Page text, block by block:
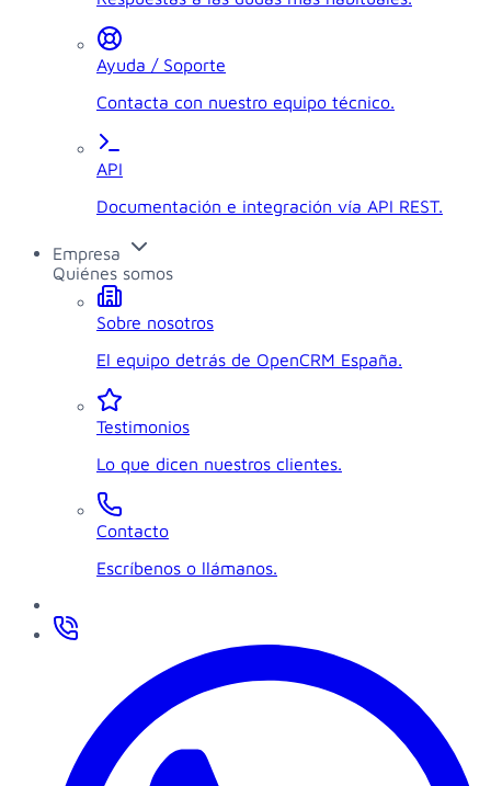
Ayuda / Soporte
Contacta con nuestro equipo técnico.
API
Documentación e integración vía API REST.
Empresa
Quiénes somos
Sobre nosotros
El equipo detrás de OpenCRM España.
Testimonios
Lo que dicen nuestros clientes.
Contacto
Escríbenos o llámanos.